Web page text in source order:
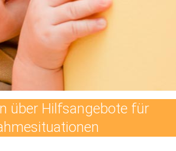
über Hilfsangebote für